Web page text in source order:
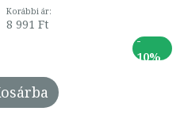
Korábbi ár:
8 991 Ft
-
10%